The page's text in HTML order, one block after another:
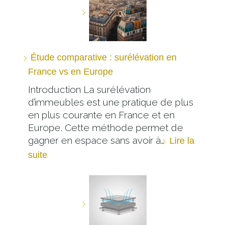
Étude comparative : surélévation en
France vs en Europe
Introduction La surélévation
d’immeubles est une pratique de plus
en plus courante en France et en
Europe. Cette méthode permet de
gagner en espace sans avoir à… Lire la
suite